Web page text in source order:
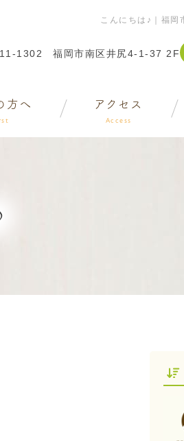
こんにちは♪｜福岡
1302 福岡市南区井尻4-1-37 2F
方へ アクセス
Access